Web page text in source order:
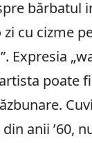
bărbatul
cu cizme
Expresia
poate
anii ’60,